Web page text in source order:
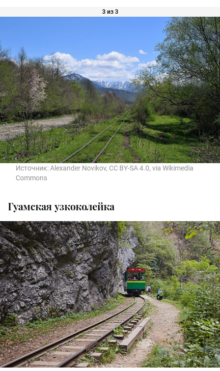
3 из 3
Источник:Alexander Novikov, CC BY-SA 4.0, via Wikimedia
Commons
Гуамская узкоколейка